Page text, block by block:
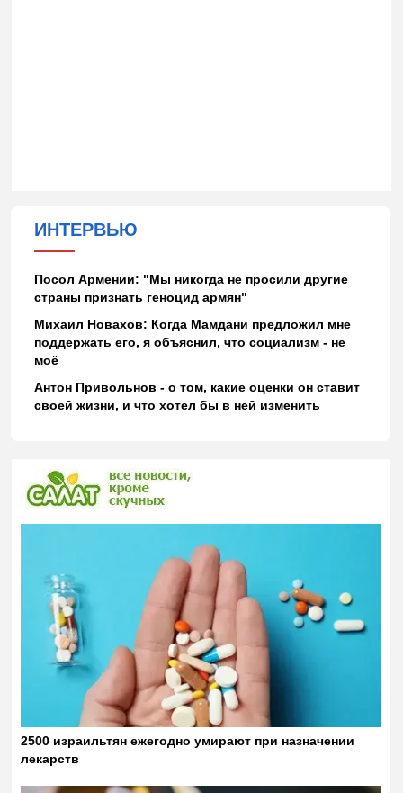
ИНТЕРВЬЮ
Посол Армении: "Мы никогда не просили другие
страны признать геноцид армян"
Михаил Новахов: Когда Мамдани предложил мне
поддержать его, я объяснил, что социализм - не
моё
Антон Привольнов - о том, какие оценки он ставит
своей жизни, и что хотел бы в ней изменить